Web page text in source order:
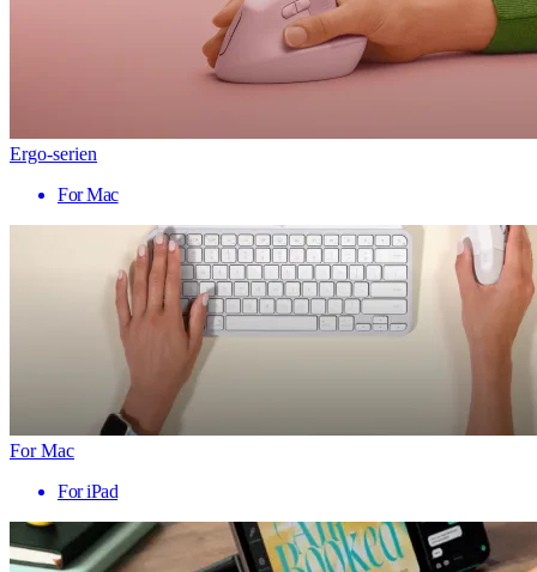
Ergo-serien
For Mac
For Mac
For iPad